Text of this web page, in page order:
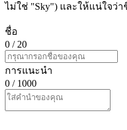
ไม่ใช่ "Sky") และให้แน่ใจว่
ชื่อ
0 / 20
การแนะนำ
0 / 1000